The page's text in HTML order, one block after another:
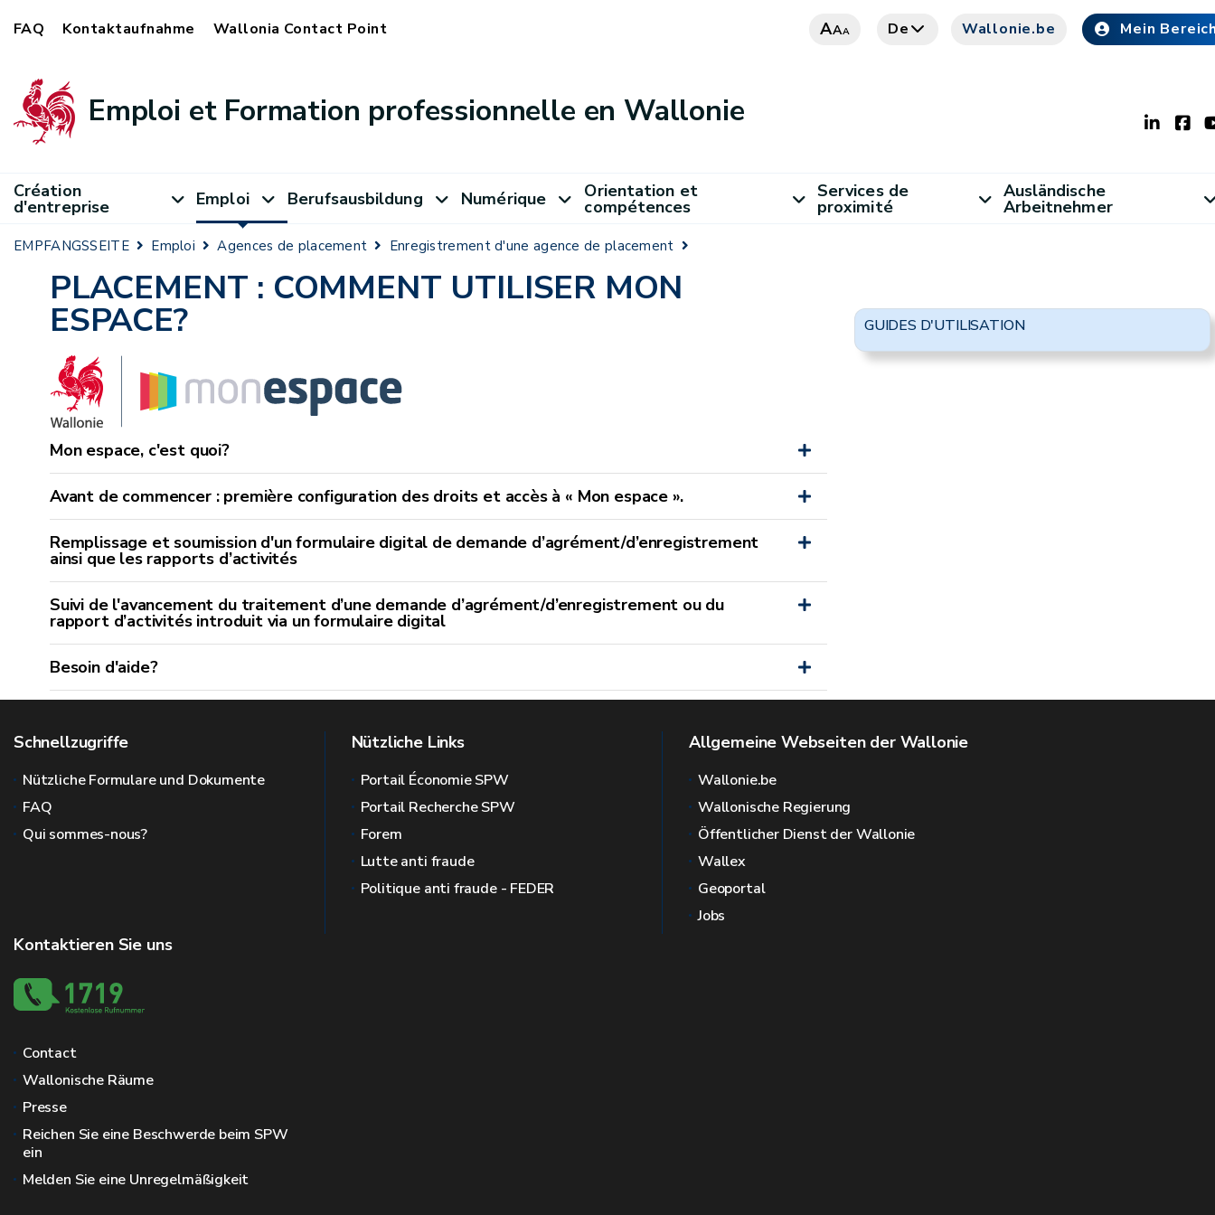
FAQ Kontaktaufnahme Wallonia Contact Point AAA De Wallonie.be Mein
Emploi et Formation professionnelle en Wallonie
Création
d'entreprise Emploi Berufsausbildung Numérique Orientation et
compétences
Services de
proximité
Ausländische
Arbeitnehmer
EMPFANGSSEITE Emploi Agences de placement Enregistrement d'une agence de placement
PLACEMENT : COMMENT UTILISER MON
ESPACE?
Mon espace, c'est quoi?
Avant de commencer : première configuration des droits et accès à « Mon espace ».
Remplissage et soumission d'un formulaire digital de demande d’agrément/d’enregistrement
ainsi que les rapports d’activités
Suivi de l'avancement du traitement d’une demande d’agrément/d’enregistrement ou du
rapport d’activités introduit via un formulaire digital
Besoin d'aide?
GUIDES D'UTILISATION
Schnellzugriffe
Nützliche Formulare und Dokumente
FAQ
Qui sommes-nous?
Nützliche Links
Portail Économie SPW
Portail Recherche SPW
Forem
Lutte anti fraude
Politique anti fraude - FEDER
Allgemeine Webseiten der Wallonie
Wallonie.be
Wallonische Regierung
Öffentlicher Dienst der Wallonie
Wallex
Geoportal
Jobs
Kontaktieren Sie uns
Contact
Wallonische Räume
Presse
Reichen Sie eine Beschwerde beim SPW
ein
Melden Sie eine Unregelmäßigkeit